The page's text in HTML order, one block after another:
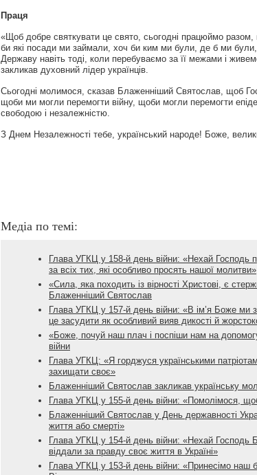
Праця
«Щоб добре святкувати це свято, сьогодні працюймо
би які посади ми займали, хоч би ким ми були, де б ми
Державу навіть тоді, коли перебуваємо за її межами і
закликав духовний лідер українців.
Сьогодні молимося, сказав Блаженніший Святослав, щоб
щоби ми могли перемогти війну, щоби могли перемогти
свободою і незалежністю.
З Днем Незалежності тебе, український народе! Боже,
Медіа по темі:
Глава УГКЦ у 158-й день війни: «Нехай Господь
за всіх тих, які особливо просять нашої молитви»
«Сила, яка походить із вірності Христові, є
Блаженніший Святослав
Глава УГКЦ у 157-й день війни: «В ім’я Боже ми
це засудити як особливий вияв дикості й
«Боже, почуй наш плач і поспіши нам на
війни
Глава УГКЦ: «Я горджуся українськими
захищати своє»
Блаженніший Святослав закликав українську
Глава УГКЦ у 155-й день війни: «Помолімося,
Блаженніший Святослав у День державності
життя або смерті»
Глава УГКЦ у 154-й день війни: «Нехай Господь
віддали за правду своє життя в Україні»
Глава УГКЦ у 153-й день війни: «Принесімо наш